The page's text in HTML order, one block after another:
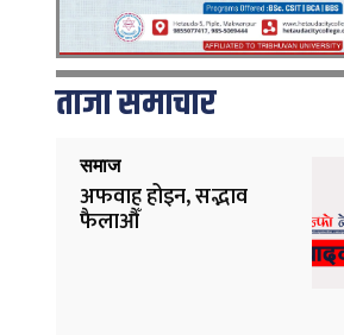
ताजा समाचार
समाज
अफवाह होइन, सद्भाव
फैलाऔँ